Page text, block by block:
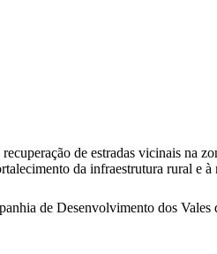
de estradas vicinais na
da infraestrutura rural e
de Desenvolvimento dos